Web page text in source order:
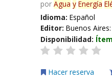
porAgua y Energía
Idioma:Español
Editor:Buenos
Disponibilidad:
Hacer reserva